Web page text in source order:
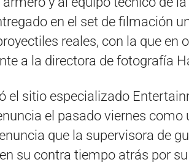
en el set de filmación
reales, con la que en
a la directora de fotografía
el sitio especializado
el pasado viernes
que la supervisora de
su contra tiempo atrás por